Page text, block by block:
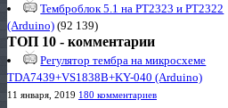
Темброблок 5.1 на PT2323 и PT2322
(Arduino) (92 139)
ТОП 10 - комментарии
Регулятор тембра на микросхеме
TDA7439+VS1838B+KY-040 (Arduino)
11 января, 2019 180 комментариев